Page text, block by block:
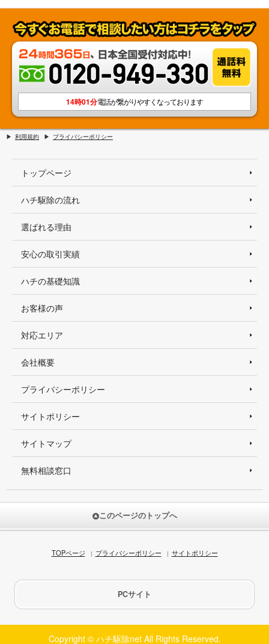
14時01分電話が繋がりやすくなっております
利用規約 プライバシーポリシー
トップページ
ハチ駆除の流れ
選ばれる理由
安心の取引実績
ハチの基礎知識
お客様の声
対応エリア
会社概要
プライバシーポリシー
サイトポリシー
サイトマップ
無料相談窓口
このページのトップへ
TOPページ プライバシーポリシー サイトポリシー
PCサイト
Copyright © ハチ駆除net All Rights Reserved.